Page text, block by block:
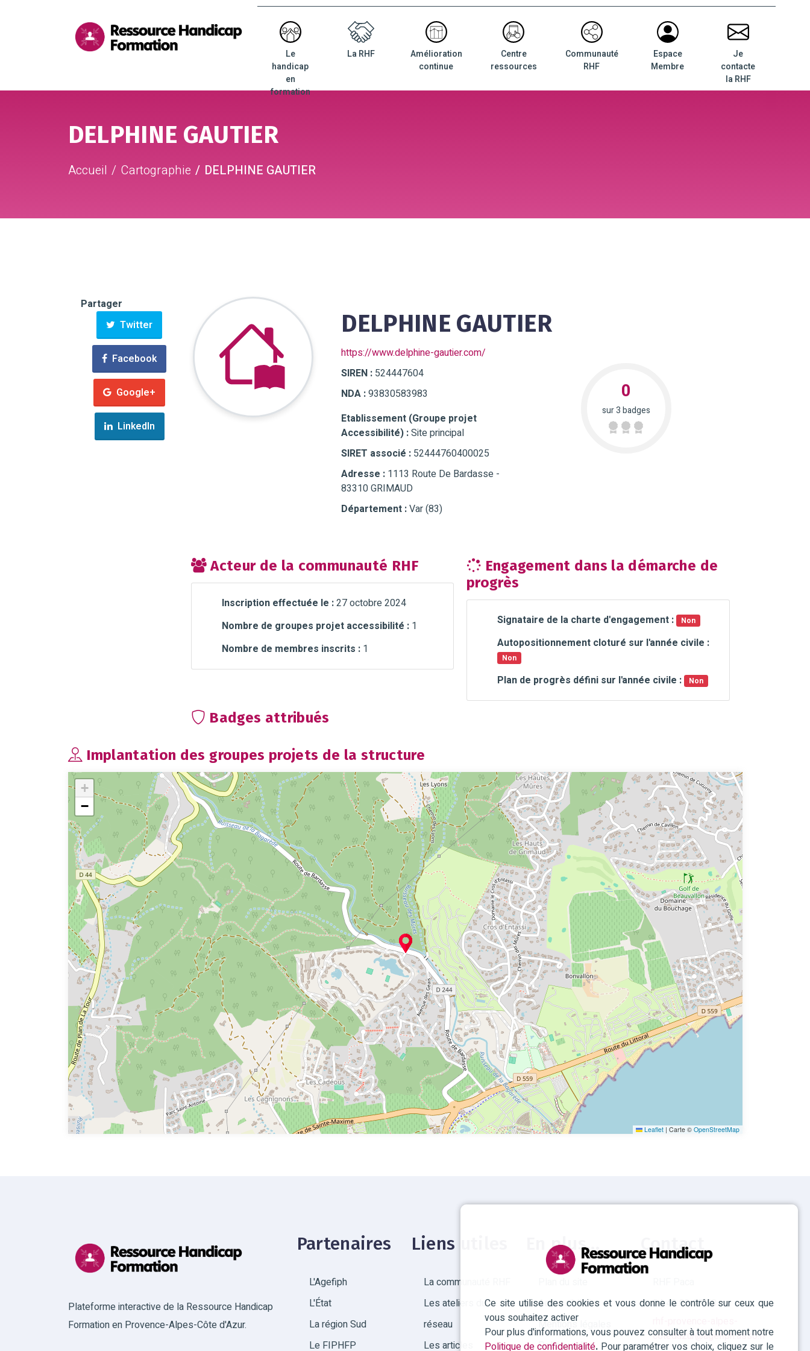
Ce site utilise des cookies et vous donne le contrôle sur ceux que
vous souhaitez activer
Pour plus d'informations, vous pouvez consulter à tout moment notre
Politique de confidentialité. Pour paramétrer vos choix, cliquez sur le
Menu
principal
Le
handicap
en
formation
La RHF
Amélioration
continue
Centre
ressources
Communauté
RHF
Espace
Membre
Je
contacte
la RHF
DELPHINE GAUTIER
Accueil Cartographie DELPHINE GAUTIER
Partager
Twitter
Facebook
Google+
LinkedIn
DELPHINE GAUTIER
https://www.delphine-gautier.com/
SIREN : 524447604
NDA :93830583983
Etablissement (Groupe projet
Accessibilité) :Site principal
SIRET associé : 52444760400025
Adresse : 1113 Route De Bardasse -
83310 GRIMAUD
Département :Var (83)
0
sur 3 badges
Acteur de la communauté RHF
Inscription effectuée le :27 octobre 2024
Nombre de groupes projet accessibilité :1
Nombre de membres inscrits :1
Engagement dans la démarche de
progrès
Signataire de la charte d'engagement : Non
Autopositionnement cloturé sur l'année civile :
Non
Plan de progrès défini sur l'année civile : Non
Badges attribués
Implantation des groupes projets de la structure
+
−
Leaflet | Carte © OpenStreetMap
Plateforme interactive de la Ressource Handicap
Formation en Provence-Alpes-Côte d'Azur.
Partenaires
L'Agefiph
L'État
La région Sud
Le FIPHFP
Liens utiles
La communauté RHF
Les ateliers du
réseau
Les articles
En plus...
Accessibilité
Mentions légales
Politique des
Contact
04 42 93 15 50
cotedazur@agefiph.asso.fr